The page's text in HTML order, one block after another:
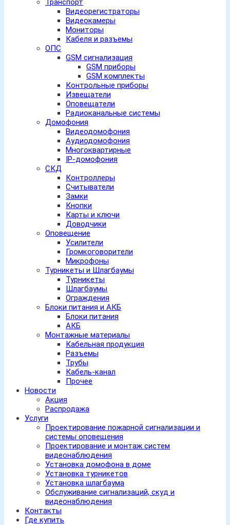
Транспорт
Видеорегистраторы
Видеокамеры
Мониторы
Кабеля и разъемы
ОПС
GSM сигнализация
GSM приборы
GSM комплекты
Контрольные приборы
Извещатели
Оповещатели
Радиоканальные системы
Домофония
Видеодомофония
Аудиодомофония
Многоквартирные
IP-домофония
СКД
Контроллеры
Считыватели
Замки
Кнопки
Карты и ключи
Доводчики
Оповещение
Усилители
Громкоговорители
Микрофоны
Турникеты и Шлагбаумы
Турникеты
Шлагбаумы
Ограждения
Блоки питания и АКБ
Блоки питания
АКБ
Монтажные материалы
Кабельная продукция
Разъемы
Трубы
Кабель-канал
Прочее
Новости
Акция
Распродажа
Услуги
Проектирование пожарной сигнализации и
системы оповещения
Проектирование и монтаж систем
видеонаблюдения
Установка домофона в доме
Установка турникетов
Установка шлагбаума
Обслуживание сигнализаций, скуд и
видеонаблюдения
Контакты
Где купить